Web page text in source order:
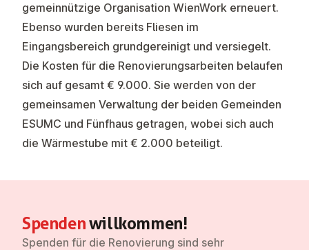
gemeinnützige Organisation WienWork erneuert.
Ebenso wurden bereits Fliesen im
Eingangsbereich grundgereinigt und versiegelt.
Die Kosten für die Renovierungsarbeiten belaufen
sich auf gesamt € 9.000. Sie werden von der
gemeinsamen Verwaltung der beiden Gemeinden
ESUMC und Fünfhaus getragen, wobei sich auch
die Wärmestube mit € 2.000 beteiligt.
Spendenwill­kom­men!
Spenden für die Renovierung sind sehr